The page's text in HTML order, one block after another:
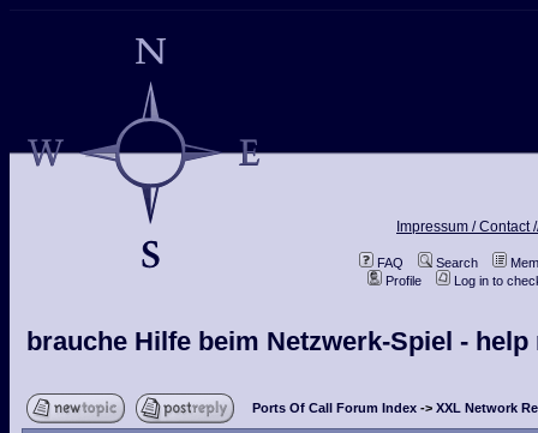
Impressum / Contact
FAQ Search
Profile
Log in to
brauche Hilfe beim Netzwerk-Spiel -
Ports Of Call Forum Index -> XXL Network